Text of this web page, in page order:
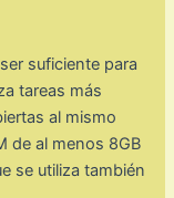
suficiente para
tareas más
al mismo
de al menos 8GB
se utiliza también